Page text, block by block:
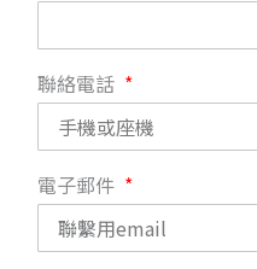
聯絡電話
電子郵件